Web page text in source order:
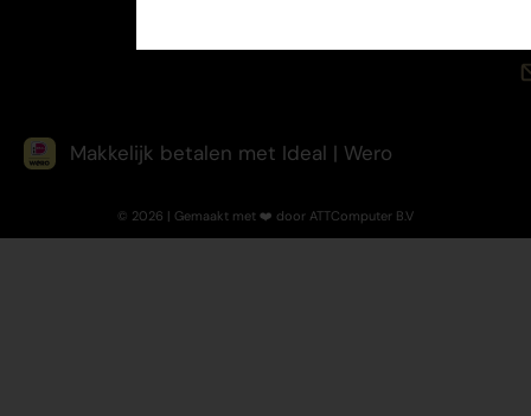
Makkelijk betalen met Ideal | Wero
© 2026 | Gemaakt met ❤️ door ATTComputer B.V